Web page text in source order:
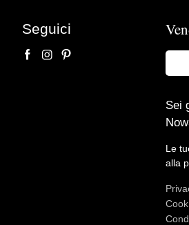
Accetto le condizioni sulla
Voglio rimanere aggiornato
Seguici
Sei
Le
alla